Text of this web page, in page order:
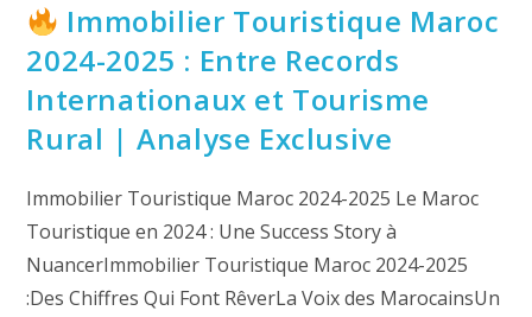
Immobilier Touristique Maroc
2024-2025 : Entre Records
Internationaux et Tourisme
Rural | Analyse Exclusive
Immobilier Touristique Maroc 2024-2025 Le Maroc
Touristique en 2024 : Une Success Story à
NuancerImmobilier Touristique Maroc 2024-2025
:Des Chiffres Qui Font RêverLa Voix des MarocainsUn